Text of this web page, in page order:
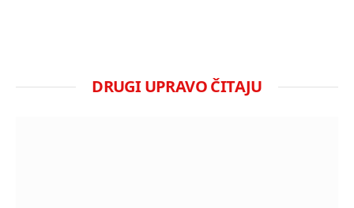
DRUGI UPRAVO ČITAJU